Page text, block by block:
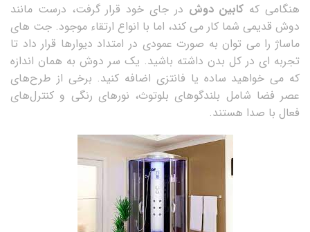
هنگامی که کابین دوش در جای خود قرار گرفت، درست مانند
دوش قدیمی شما کار می کند، اما با انواع ارتقاء موجود. جت های
ماساژ را می توان به صورت عمودی در امتداد دیوارها قرار داد تا
تجربه ای در کل بدن داشته باشید. یک سر دوش به همان اندازه
که می خواهید ساده یا فانتزی اضافه کنید. برخی از طرح‌های
عصر فضا شامل بلندگوهای بلوتوث، نورهای رنگی و کنترل‌های
فعال با صدا هستند.